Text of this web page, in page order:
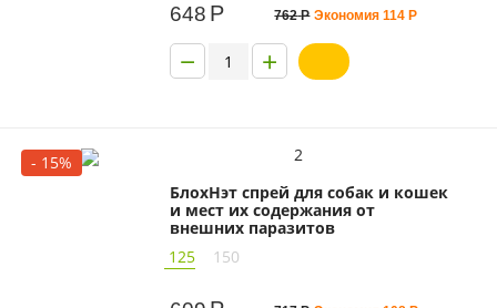
648 Р 762 Р Экономия114 Р
+
−
- 15%
2
БлохНэт спрей для собак и кошек
и мест их содержания от
внешних паразитов
125
150